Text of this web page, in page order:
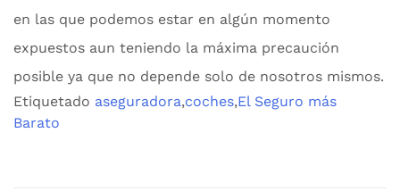
en las que podemos estar en algún momento
expuestos aun teniendo la máxima precaución
posible ya que no depende solo de nosotros mismos.
Etiquetado aseguradora,coches,El Seguro más
Barato